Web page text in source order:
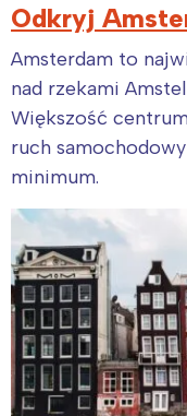
Odkryj
Amsterdam to
nad rzekami
Większość
ruch
minimum.